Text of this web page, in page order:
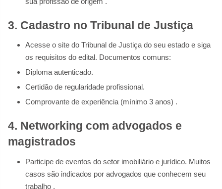
3. Cadastro no Tribunal de Justiça
Acesse o site do Tribunal de Justiça do seu estado e siga
os requisitos do edital. Documentos comuns:
Diploma autenticado.
Certidão de regularidade profissional.
Comprovante de experiência (mínimo 3 anos) .
4. Networking com advogados e
magistrados
Participe de eventos do setor imobiliário e jurídico. Muitos
casos são indicados por advogados que conhecem seu
trabalho .